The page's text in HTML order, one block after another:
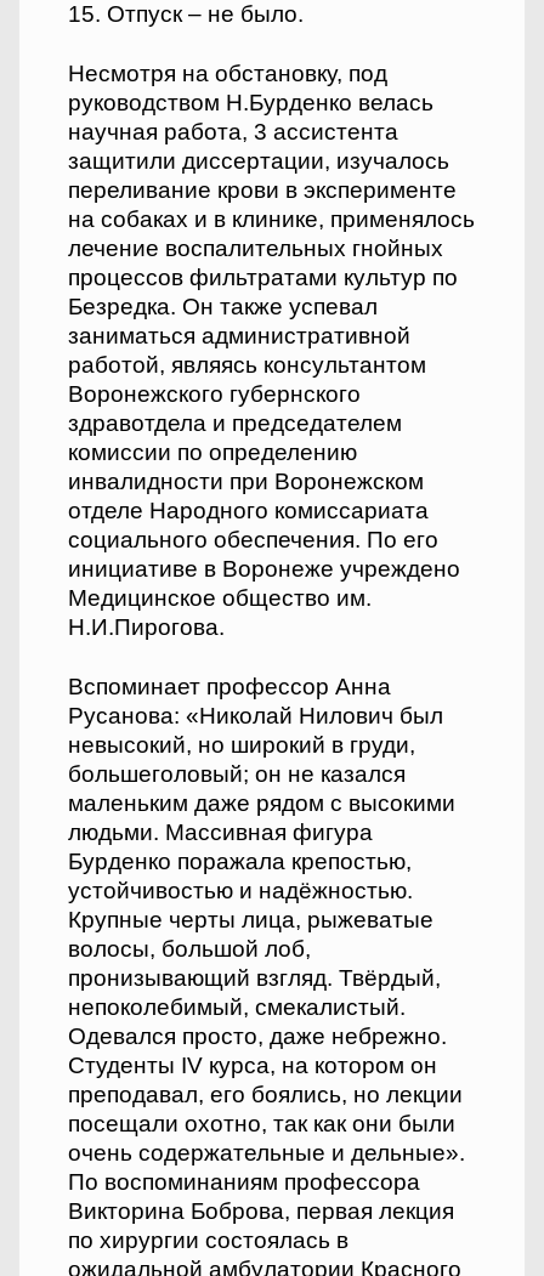
15. Отпуск – не было.
Несмотря на обстановку, под
руководством Н.Бурденко велась
научная работа, 3 ассистента
защитили диссертации, изучалось
переливание крови в эксперименте
на собаках и в клинике, применялось
лечение воспалительных гнойных
процессов фильтратами культур по
Безредка. Он также успевал
заниматься административной
работой, являясь консультантом
Воронежского губернского
здравотдела и председателем
комиссии по определению
инвалидности при Воронежском
отделе Народного комиссариата
социального обеспечения. По его
инициативе в Воронеже учреждено
Медицинское общество им.
Н.И.Пирогова.
Вспоминает профессор Анна
Русанова: «Николай Нилович был
невысокий, но широкий в груди,
большеголовый; он не казался
маленьким даже рядом с высокими
людьми. Массивная фигура
Бурденко поражала крепостью,
устойчивостью и надёжностью.
Крупные черты лица, рыжеватые
волосы, большой лоб,
пронизывающий взгляд. Твёрдый,
непоколебимый, смекалистый.
Одевался просто, даже небрежно.
Студенты IV курса, на котором он
преподавал, его боялись, но лекции
посещали охотно, так как они были
очень содержательные и дельные».
По воспоминаниям профессора
Викторина Боброва, первая лекция
по хирургии состоялась в
ожидальной амбулатории Красного